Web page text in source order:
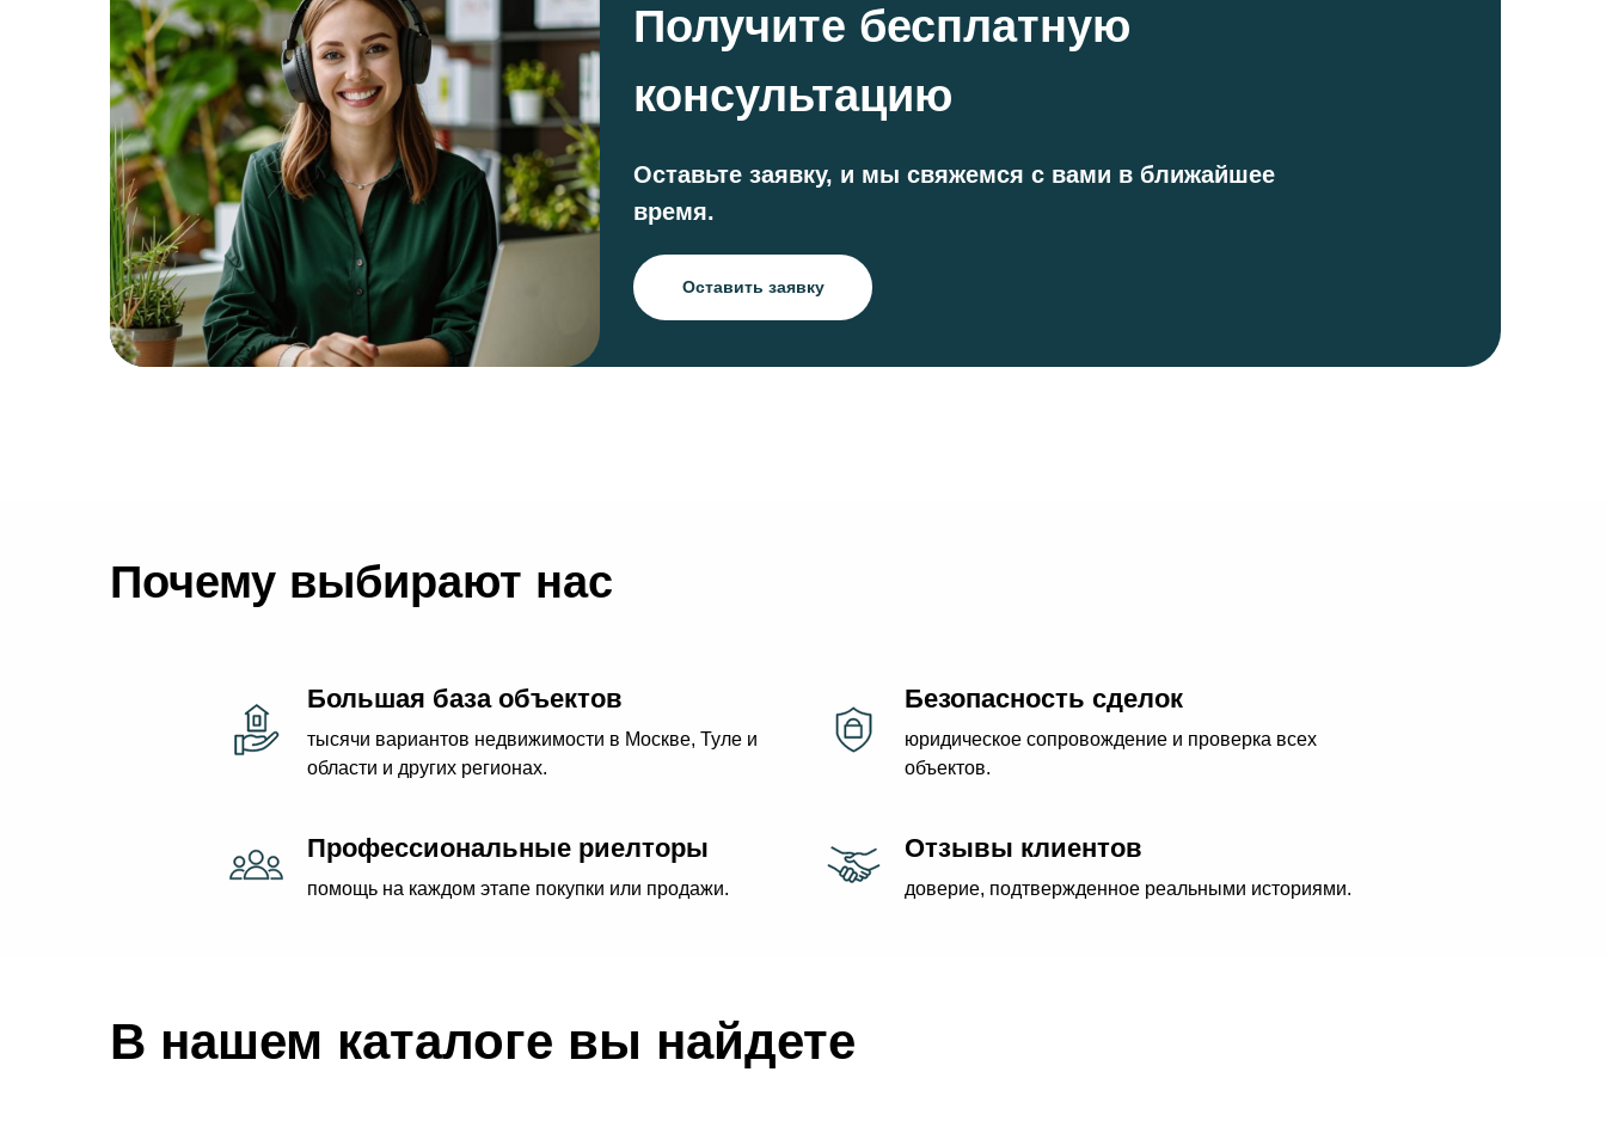
Получите бесплатную
консультацию
Оставьте заявку, и мы свяжемся с вами в ближайшее
время.
Оставить заявку
Почему выбирают нас
Большая база объектов
тысячи вариантов недвижимости в Москве, Туле и
области и других регионах.
Безопасность сделок
юридическое сопровождение и проверка всех
объектов.
Профессиональные риелторы
помощь на каждом этапе покупки или продажи.
Отзывы клиентов
доверие, подтвержденное реальными историями.
В нашем каталоге вы найдете